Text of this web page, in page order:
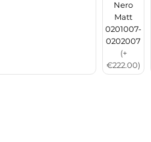
Nero
Matt
0201007-
0202007
(+
€222.00)